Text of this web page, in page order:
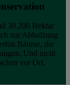
39.200 Hektar
zur Abholzung
Bäume, die
Und nicht
vor Ort.